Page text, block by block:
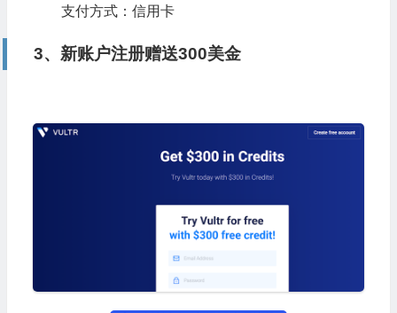
支付方式：信用卡
3、新账户注册赠送300美金